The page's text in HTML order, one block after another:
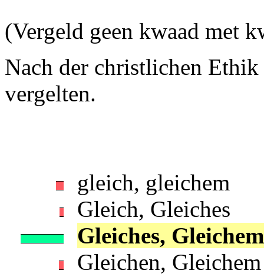
(Vergeld geen kwaad met
Nach der christlichen
vergelten.
gleich, gleichem
Gleich, Gleiches
Gleiches, Gleichem
Gleichen, Gleichem